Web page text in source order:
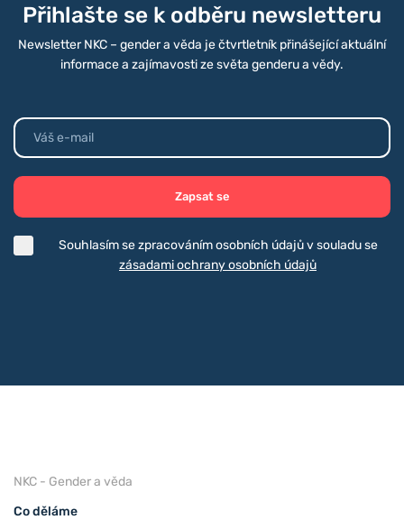
Přihlašte se k odběru newsletteru
Newsletter NKC – gender a věda je čtvrtletník přinášející aktuální
informace a zajímavosti ze světa genderu a vědy.
Zapsat se
Souhlasím se zpracováním osobních údajů v souladu se
zásadami ochrany osobních údajů
NKC - Gender a věda
Co děláme